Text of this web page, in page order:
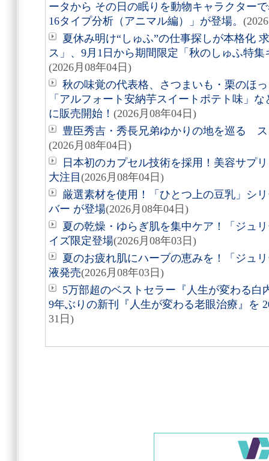
ータから その日の眠りを動物キャラクター
16タイプ分析（アニマル編）」が登場。
夏休み明け“しゅふ”の仕事探しが本格化
ス」、9月1日から期間限定「秋のしゅふ特
(2026月08年04日)
秋の味覚の代表格、さつまいも・栗のほ
「アルフォート安納芋スイートポテト味」
に販売開始！ (2026月08年04日)
豊臣秀吉・秀長兄弟ゆかりの地を巡る
(2026月08年04日)
日本初のカプセル技術を採用！美容サプ
大注目 (2026月08年04日)
厳選素材を使用！「ひとつ上の豆乳」シ
バー が登場(2026月08年04日)
夏の乾燥・ゆらぎ肌を集中ケア！「ジュ
イズ限定登場(2026月08年03日)
夏のお疲れ肌にハーブの恵みを！「ジュ
液発売(2026月08年03日)
5万部超のベストセラー『人生が変わる白
9年ぶりの新刊『人生が変わる老眼治療』を
31日)